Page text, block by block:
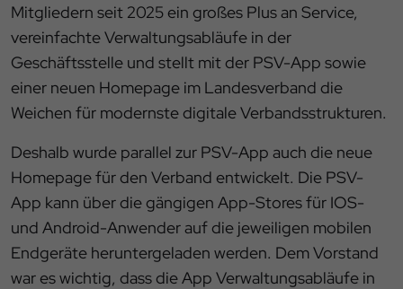
Mitgliedern seit 2025 ein großes Plus an Service,
vereinfachte Verwaltungsabläufe in der
Geschäftsstelle und stellt mit der PSV-App sowie
einer neuen Homepage im Landesverband die
Weichen für modernste digitale Verbandsstrukturen.
Deshalb wurde parallel zur PSV-App auch die neue
Homepage für den Verband entwickelt. Die PSV-
App kann über die gängigen App-Stores für IOS-
und Android-Anwender auf die jeweiligen mobilen
Endgeräte heruntergeladen werden. Dem Vorstand
war es wichtig, dass die App Verwaltungsabläufe in